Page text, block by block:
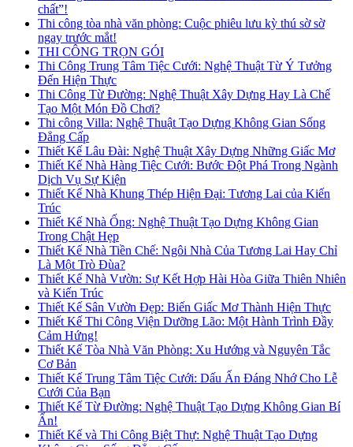
chất”!
Thi công tòa nhà văn phòng: Cuộc phiêu lưu kỳ thú sờ sờ
ngay trước mắt!
THI CÔNG TRỌN GÓI
Thi Công Trung Tâm Tiệc Cưới: Nghệ Thuật Từ Ý Tưởng
Đến Hiện Thực
Thi Công Từ Đường: Nghệ Thuật Xây Dựng Hay Là Chế
Tạo Một Món Đồ Chơi?
Thi công Villa: Nghệ Thuật Tạo Dựng Không Gian Sống
Đẳng Cấp
Thiết Kế Lâu Đài: Nghệ Thuật Xây Dựng Những Giấc Mơ
Thiết Kế Nhà Hàng Tiệc Cưới: Bước Đột Phá Trong Ngành
Dịch Vụ Sự Kiện
Thiết Kế Nhà Khung Thép Hiện Đại: Tương Lai của Kiến
Trúc
Thiết Kế Nhà Ống: Nghệ Thuật Tạo Dựng Không Gian
Trong Chật Hẹp
Thiết Kế Nhà Tiền Chế: Ngôi Nhà Của Tương Lai Hay Chỉ
Là Một Trò Đùa?
Thiết Kế Nhà Vườn: Sự Kết Hợp Hài Hòa Giữa Thiên Nhiên
và Kiến Trúc
Thiết Kế Sân Vườn Đẹp: Biến Giấc Mơ Thành Hiện Thực
Thiết Kế Thi Công Viện Dưỡng Lão: Một Hành Trình Đầy
Cảm Hứng!
Thiết Kế Tòa Nhà Văn Phòng: Xu Hướng và Nguyên Tắc
Cơ Bản
Thiết Kế Trung Tâm Tiệc Cưới: Dấu Ấn Đáng Nhớ Cho Lễ
Cưới Của Bạn
Thiết Kế Từ Đường: Nghệ Thuật Tạo Dựng Không Gian Bí
Ẩn!
Thiết Kế và Thi Công Biệt Thự: Nghệ Thuật Tạo Dựng